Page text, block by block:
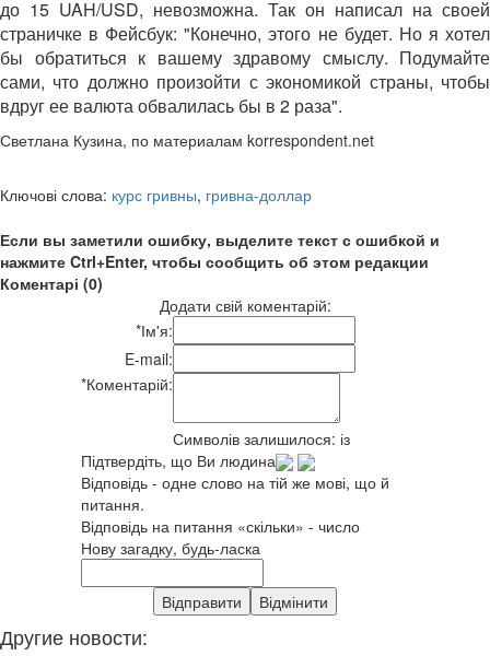
до 15 UAH/USD, невозможна. Так он написал на своей
страничке в Фейсбук:"Конечно, этого не будет. Но я хотел
бы обратиться к вашему здравому смыслу. Подумайте
сами, что должно произойти с экономикой страны, чтобы
вдруг ее валюта обвалилась бы в 2 раза".
Светлана Кузина, по материалам korrespondent.net
Ключові слова: курс гривны, гривна-доллар
Если вы заметили ошибку, выделите текст с ошибкой и
нажмите Ctrl+Enter, чтобы сообщить об этом редакции
Коментарі (0)
Додати свій коментарій:
*Ім'я:
E-mail:
*Коментарій:
Символів залишилося: із
Підтвердіть, що Ви людина
Відповідь - одне слово на тій же мові, що й
питання.
Відповідь на питання «скільки» - число
Нову загадку, будь-ласка
Другие новости: